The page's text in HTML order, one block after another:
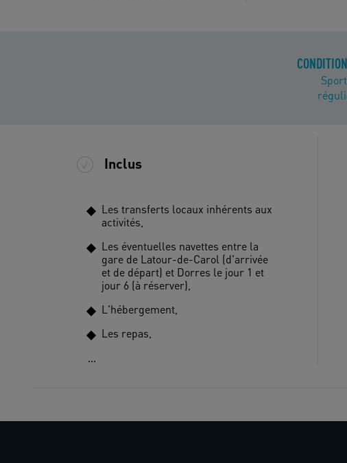
Inclus
Les transferts locaux inhérents aux
activités,
Les éventuelles navettes entre la
gare de Latour-de-Carol (d'arrivée
et de départ) et Dorres le jour 1 et
jour 6 (à réserver),
L'hébergement,
Les repas,
...